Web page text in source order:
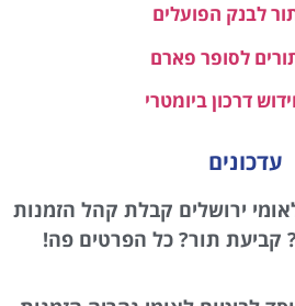
תור לבנק הפועלים
לסופר פארם
דרכון ביומטרי
עדכונים
ירושלים קבלת קהל הזמנות
קביעת תור? כל הפרטים פה!